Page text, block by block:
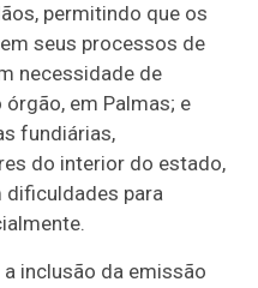
permitindo que os
seus processos de
necessidade de
em Palmas; e
fundiárias,
do interior do estado,
dificuldades para
inclusão da emissão